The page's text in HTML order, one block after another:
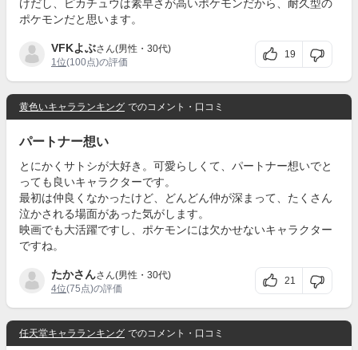
けだし、ピカチュウは素早さが高いポケモンだから、耐久型の
ポケモンだと思います。
VFKよぶさん(男性・30代)
1位(100点)の評価
19
黄色いキャラランキング でのコメント・口コミ
パートナー想い
とにかくサトシが大好き。可愛らしくて、パートナー想いでと
っても良いキャラクターです。
最初は仲良くなかったけど、どんどん仲が深まって、たくさん
泣かされる場面があった気がします。
映画でも大活躍ですし、ポケモンには欠かせないキャラクター
ですね。
たかさんさん(男性・30代)
4位(75点)の評価
21
任天堂キャラランキング でのコメント・口コミ